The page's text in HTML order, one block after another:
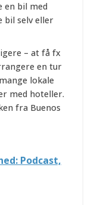
en bil med
bil selv eller
– at få fx
en tur
lokale
med hoteller.
fra Buenos
Podcast,